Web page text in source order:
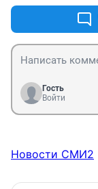
Гость
Войти
Новости СМИ2